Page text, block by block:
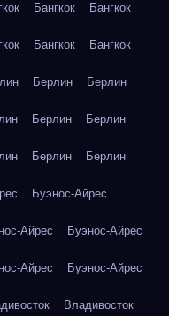
Бангкок Бангкок
Бангкок Бангкок
Берлин Берлин
Берлин Берлин
Берлин Берлин
Буэнос-Айрес
Айрес Буэнос-Айрес
Айрес Буэнос-Айрес
Владивосток